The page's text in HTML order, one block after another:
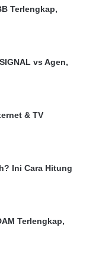
Terlengkap,
vs Agen,
& TV
Ini Cara Hitung
Terlengkap,